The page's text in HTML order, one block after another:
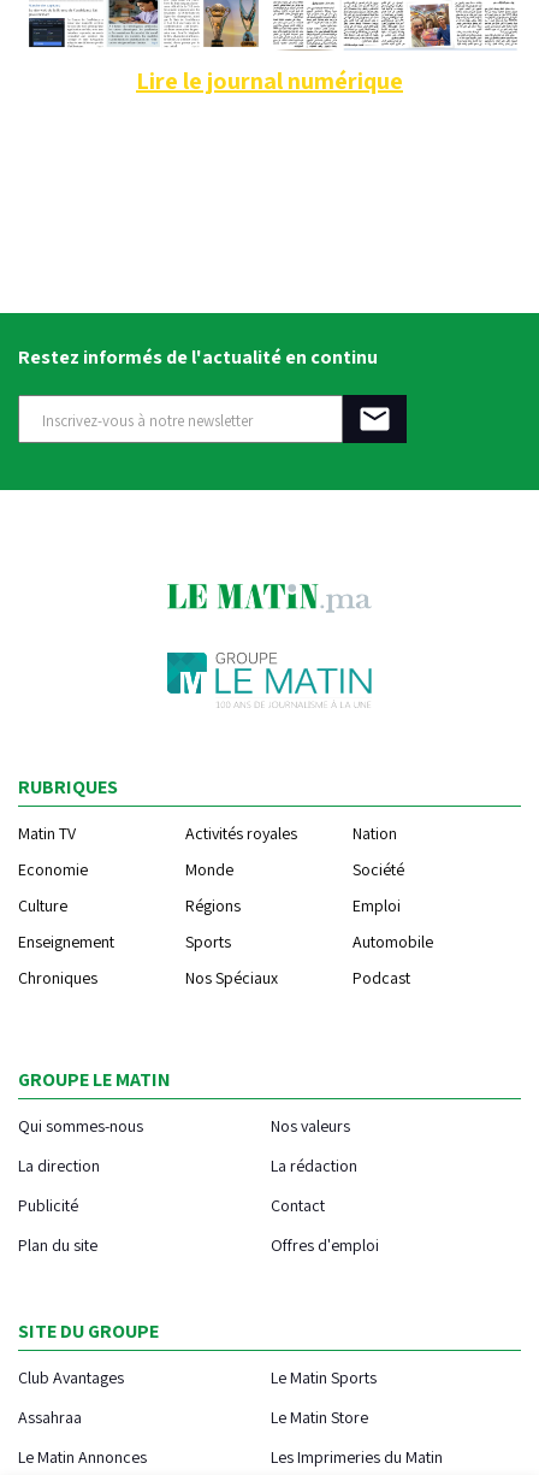
Lire le journal numérique
Restez informés de l'actualité en continu
RUBRIQUES
Matin TV Activités royales
Nation
Economie
Monde
Société
Culture
Régions
Emploi
Enseignement
Sports
Automobile
Chroniques
Nos Spéciaux Podcast
GROUPE LE MATIN
Qui sommes-nous
Nos valeurs
La direction
La rédaction
Publicité
Contact
Plan du site
Offres d'emploi
SITE DU GROUPE
Club Avantages
Le Matin Sports
Assahraa
Le Matin Store
Le Matin Annonces
Les Imprimeries du Matin